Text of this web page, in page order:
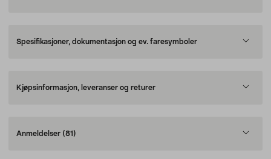
Spesifikasjoner, dokumentasjon og ev. faresymboler
Kjøpsinformasjon, leveranser og returer
Anmeldelser (81)